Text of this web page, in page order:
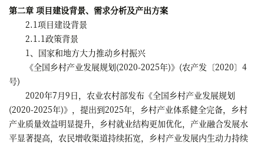
第二章 项目建设背景、需求分析及产出方案
2.1项目建设背景
2.1.1政策背景
1、国家和地方大力推动乡村振兴
《全国乡村产业发展规划(2020-2025年)》(农产发〔2020〕4
号)
2020年7月9日，农业农村部发布《全国乡村产业发展规划
(2020-2025年)》，提出到2025年，乡村产业体系健全完备，乡村
产业质量效益明显提升，乡村就业结构更加优化，产业融合发展水
平显著提高，农民增收渠道持续拓宽，乡村产业发展内生动力持续